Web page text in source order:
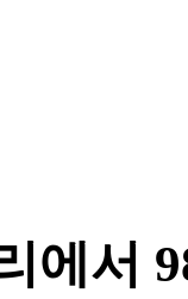
에서